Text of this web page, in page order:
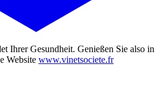
Ihrer Gesundheit. Genießen Sie also in
Website www.vinetsociete.fr